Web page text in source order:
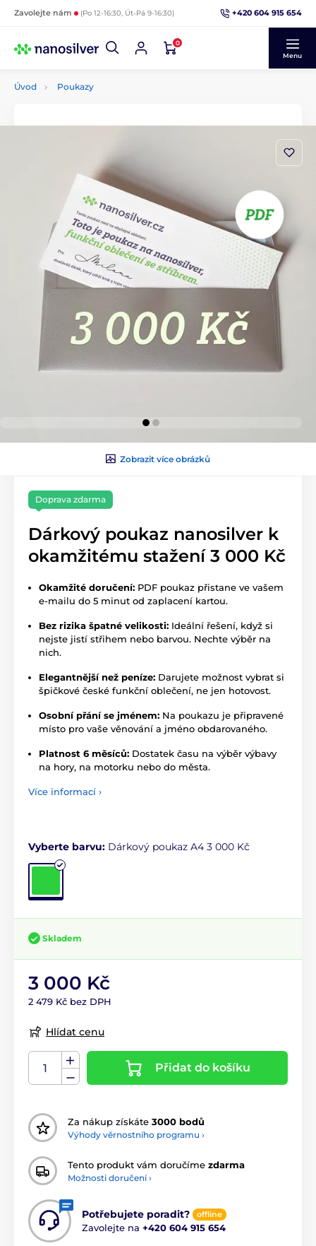
Zavolejte nám (Po 12-16:30, Út-Pá 9-16:30) +420 604 915 654
0
Menu
Úvod Poukazy
Zobrazit více obrázků
Doprava zdarma
Dárkový poukaz nanosilver k
okamžitému stažení 3 000 Kč
Okamžité doručení: PDF poukaz přistane ve vašem
e-mailu do 5 minut od zaplacení kartou.
Bez rizika špatné velikosti: Ideální řešení, když si
nejste jistí střihem nebo barvou. Nechte výběr na
nich.
Elegantnější než peníze: Darujete možnost vybrat si
špičkové české funkční oblečení, ne jen hotovost.
Osobní přání se jménem: Na poukazu je připravené
místo pro vaše věnování a jméno obdarovaného.
Platnost 6 měsíců: Dostatek času na výběr výbavy
na hory, na motorku nebo do města.
Více informací ›
Vyberte barvu: Dárkový poukaz A4 3 000 Kč
Skladem
3 000 Kč
2 479 Kč bez DPH
Hlídat cenu
Přidat do košíku
Za nákup získáte 3000 bodů
Výhody věrnostního programu ›
Tento produkt vám doručíme zdarma
Možnosti doručení ›
Potřebujete poradit? offline
Zavolejte na +420 604 915 654